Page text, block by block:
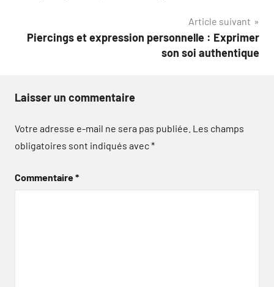
Article suivant
Piercings et expression personnelle : Exprimer
son soi authentique
Laisser un commentaire
Votre adresse e-mail ne sera pas publiée. Les champs
obligatoires sont indiqués avec*
Commentaire*